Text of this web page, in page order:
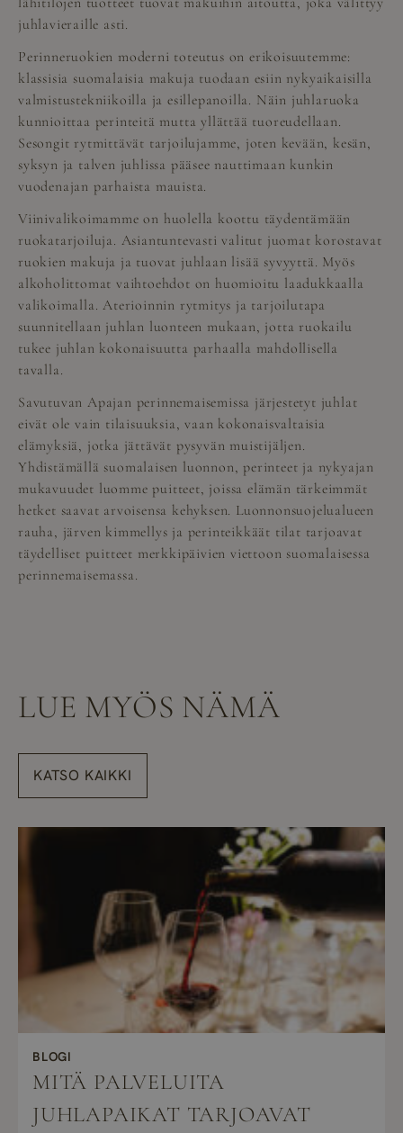
juhlavieraille asti.
Perinneruokien moderni toteutus on erikoisuutemme:
klassisia suomalaisia makuja tuodaan esiin nykyaikaisilla
valmistustekniikoilla ja esillepanoilla. Näin juhlaruoka
kunnioittaa perinteitä mutta yllättää tuoreudellaan.
Sesongit rytmittävät tarjoilujamme, joten kevään, kesän,
syksyn ja talven juhlissa pääsee nauttimaan kunkin
vuodenajan parhaista mauista.
Viinivalikoimamme on huolella koottu täydentämään
ruokatarjoiluja. Asiantuntevasti valitut juomat korostavat
ruokien makuja ja tuovat juhlaan lisää syvyyttä. Myös
alkoholittomat vaihtoehdot on huomioitu laadukkaalla
valikoimalla. Aterioinnin rytmitys ja tarjoilutapa
suunnitellaan juhlan luonteen mukaan, jotta ruokailu
tukee juhlan kokonaisuutta parhaalla mahdollisella
tavalla.
Savutuvan Apajan perinnemaisemissa järjestetyt juhlat
eivät ole vain tilaisuuksia, vaan kokonaisvaltaisia
elämyksiä, jotka jättävät pysyvän muistijäljen.
Yhdistämällä suomalaisen luonnon, perinteet ja nykyajan
mukavuudet luomme puitteet, joissa elämän tärkeimmät
hetket saavat arvoisensa kehyksen. Luonnonsuojelualueen
rauha, järven kimmellys ja perinteikkäät tilat tarjoavat
täydelliset puitteet merkkipäivien viettoon suomalaisessa
perinnemaisemassa.
LUE MYÖS NÄMÄ
KATSO KAIKKI
BLOGI
MITÄ PALVELUITA
JUHLAPAIKAT TARJOAVAT